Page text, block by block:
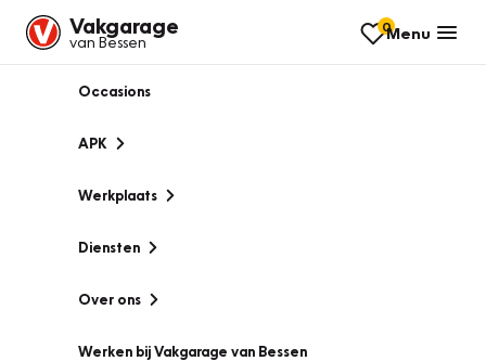
Vakgarage
van Bessen
0Menu
Occasions
APK
Werkplaats
Diensten
Over ons
Werken bij Vakgarage van Bessen